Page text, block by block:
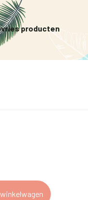
producten